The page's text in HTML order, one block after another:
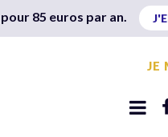
85 euros par an.
JE